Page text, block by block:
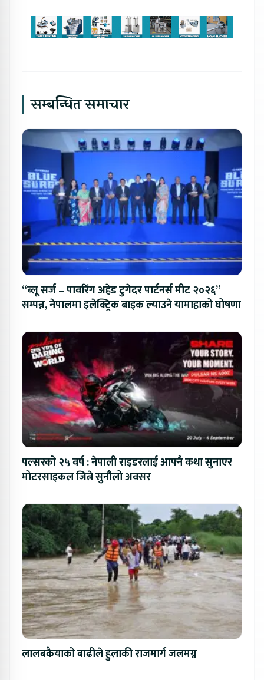
सम्बन्धित समाचार
“ब्लू सर्ज – पावरिंग अहेड टुगेदर पार्टनर्स मीट २०२६”
सम्पन्न, नेपालमा इलेक्ट्रिक बाइक ल्याउने यामाहाको घोषणा
पल्सरको २५ वर्ष : नेपाली राइडरलाई आफ्नै कथा सुनाएर
मोटरसाइकल जित्ने सुनौलो अवसर
लालबकैयाको बाढीले हुलाकी राजमार्ग जलमग्न